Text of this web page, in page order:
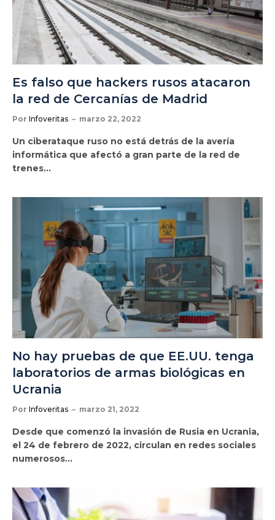
Es falso que hackers rusos atacaron
la red de Cercanías de Madrid
Por Infoveritas marzo 22, 2022
Un ciberataque ruso no está detrás de la avería
informática que afectó a gran parte de la red de
trenes…
No hay pruebas de que EE.UU. tenga
laboratorios de armas biológicas en
Ucrania
Por Infoveritas marzo 21, 2022
Desde que comenzó la invasión de Rusia en Ucrania,
el 24 de febrero de 2022, circulan en redes sociales
numerosos…